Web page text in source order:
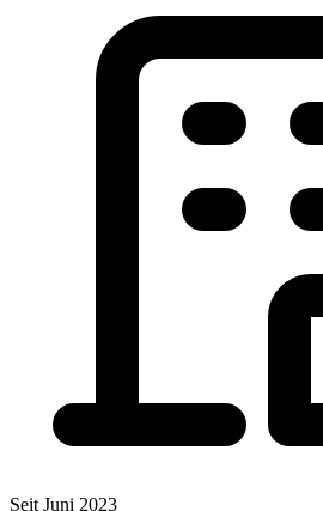
Seit Juni 2023